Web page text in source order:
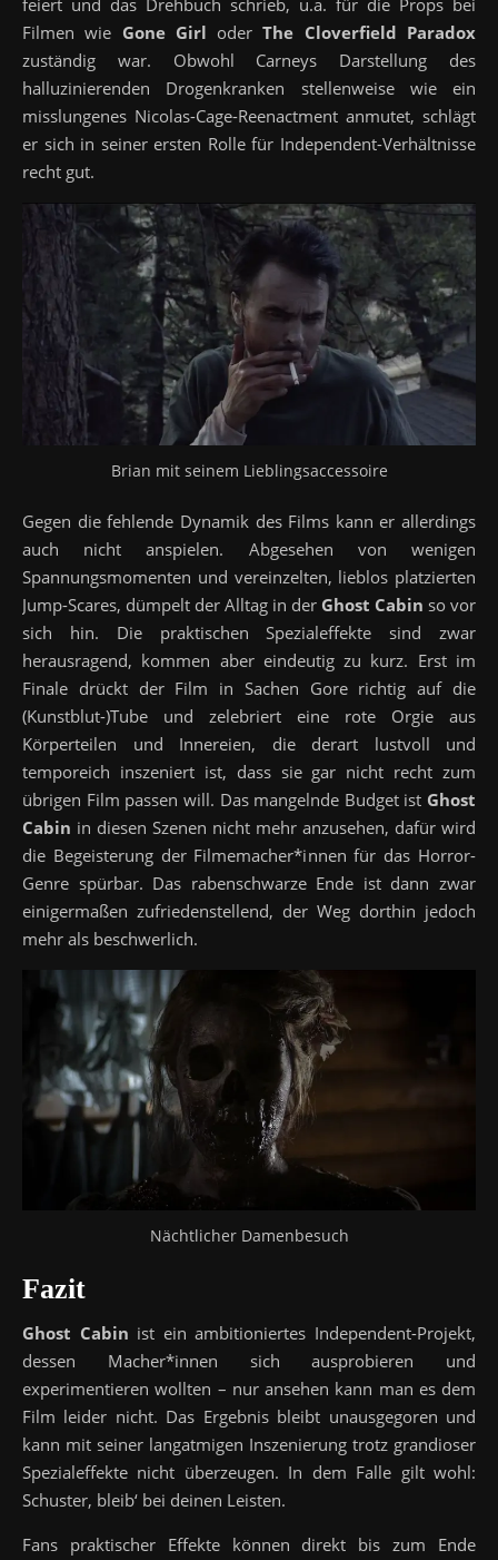
Filmen wie Gone Girl oderThe Cloverfield Paradox
zuständig war. Obwohl Carneys Darstellung des
halluzinierenden Drogenkranken stellenweise wie ein
misslungenes Nicolas-Cage-Reenactment anmutet, schlägt
er sich in seiner ersten Rolle für Independent-Verhältnisse
recht gut.
Brian mit seinem Lieblingsaccessoire
Gegen die fehlende Dynamik des Films kann er allerdings
auch nicht anspielen. Abgesehen von wenigen
Spannungsmomenten und vereinzelten, lieblos platzierten
Jump-Scares, dümpelt der Alltag in der Ghost Cabin so vor
sich hin. Die praktischen Spezialeffekte sind zwar
herausragend, kommen aber eindeutig zu kurz. Erst im
Finale drückt der Film in Sachen Gore richtig auf die
(Kunstblut-)Tube und zelebriert eine rote Orgie aus
Körperteilen und Innereien, die derart lustvoll und
temporeich inszeniert ist, dass sie gar nicht recht zum
übrigen Film passen will. Das mangelnde Budget ist Ghost
Cabin in diesen Szenen nicht mehr anzusehen, dafür wird
die Begeisterung der Filmemacher*innen für das Horror-
Genre spürbar. Das rabenschwarze Ende ist dann zwar
einigermaßen zufriedenstellend, der Weg dorthin jedoch
mehr als beschwerlich.
Nächtlicher Damenbesuch
Fazit
Ghost Cabin ist ein ambitioniertes Independent-Projekt,
dessen Macher*innen sich ausprobieren und
experimentieren wollten – nur ansehen kann man es dem
Film leider nicht. Das Ergebnis bleibt unausgegoren und
kann mit seiner langatmigen Inszenierung trotz grandioser
Spezialeffekte nicht überzeugen. In dem Falle gilt wohl:
Schuster, bleib‘ bei deinen Leisten.
Fans praktischer Effekte können direkt bis zum Ende